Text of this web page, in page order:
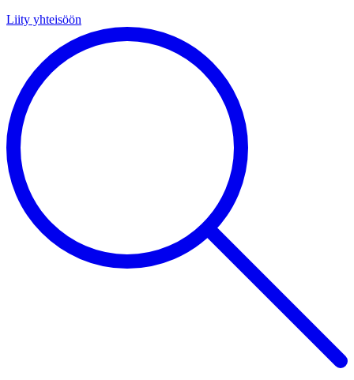
Liity yhteisöön